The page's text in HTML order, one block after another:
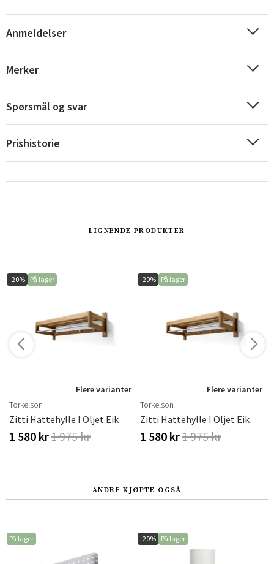
Suomi
Anmeldelser
Merker
Spørsmål og svar
Prishistorie
LIGNENDE PRODUKTER
-20% På lager
Flere varianter
Torkelson
Zitti Hattehylle I Oljet Eik
1 580 kr1 975 kr
-20% På lager
Flere varianter
Torkelson
Zitti Hattehylle I Oljet Eik
1 580 kr1 975 kr
ANDRE KJØPTE OGSÅ
På lager -20% På lager